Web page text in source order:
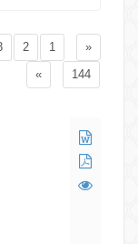
«
1
2
144
»